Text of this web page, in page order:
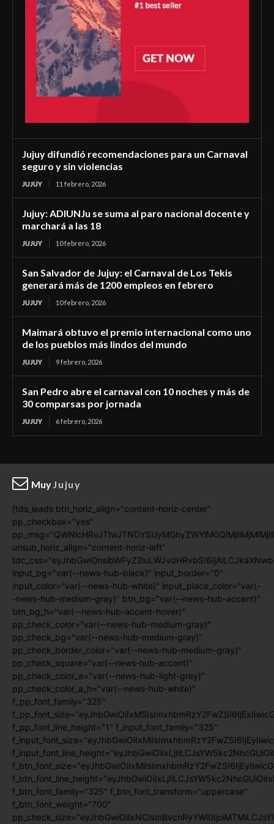
Jujuy difundió recomendaciones para un Carnaval
seguro y sin violencias
JUJUY 11 febrero, 2026
Jujuy: ADIUNJu se suma al paro nacional docente y
marchará a las 18
JUJUY 10 febrero, 2026
San Salvador de Jujuy: el Carnaval de Los Tekis
generará más de 1200 empleos en febrero
JUJUY 10 febrero, 2026
Maimará obtuvo el premio internacional como uno
de los pueblos más lindos del mundo
JUJUY 9 febrero, 2026
San Pedro abre el carnaval con 10 noches y más de
30 comparsas por jornada
JUJUY 6 febrero, 2026
MuyJujuy
[tds_leads btn_horiz_align="content-horiz-center"
pp_checkbox="yes"
unsub_horiz_align="content-horiz-left"
input_bg="var(--news-hub-black)" input_border="0"
input_color="var(--news-hub-white)" input_place_color="var(-
-news-hub-medium-gray)" btn_bg="var(--news-hub-accent)"
btn_bg_h="var(--news-hub-accent-hover)"
pp_check_color="var(--news-hub-medium-gray)"
pp_check_bg="var(--news-hub-medium-gray)"
pp_check_border_color="var(--news-hub-medium-gray)"
pp_check_square="var(--news-hub-accent)"
pp_check_color_a="var(--news-hub-light-grey)"
pp_check_color_a_h="var(--news-hub-white)"
f_pp_font_family="325"
f_pp_font_line_height="1" f_input_font_family="325"
f_btn_font_family="325" f_btn_font_transform="uppercase"
f_btn_font_weight="700"